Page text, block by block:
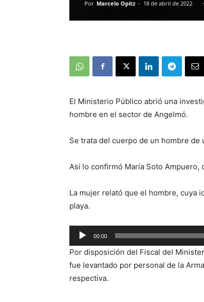
Por Marcelo Opitz - 18 de abril de 2022
El Ministerio Público abrió una
hombre en el sector de Angelmó.
Se trata del cuerpo de un hombre
Así lo confirmó María Soto Ampuero,
La mujer relató que el hombre, cuya
playa.
Reproductor
de
audio
00:00
Por disposición del Fiscal del
fue levantado por personal de la
respectiva.